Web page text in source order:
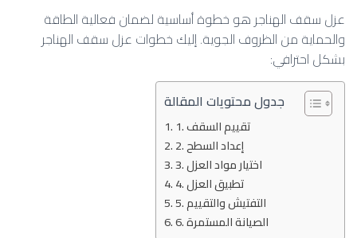
عزل سقف الهناجر هو خطوة أساسية لضمان فعالية الطاقة
والحماية من الظروف الجوية. إليك خطوات عزل سقف الهناجر
بشكل احترافي:
جدول محتويات المقالة
1. تقييم السقف
2. إعداد السطح
3. اختيار مواد العزل
4. تطبيق العزل
5. التفتيش والتقييم
6. الصيانة المستمرة